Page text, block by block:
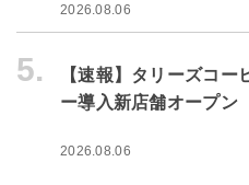
2026.08.06
5.
【速報】タリーズコー
ー導入新店舗オープン
2026.08.06